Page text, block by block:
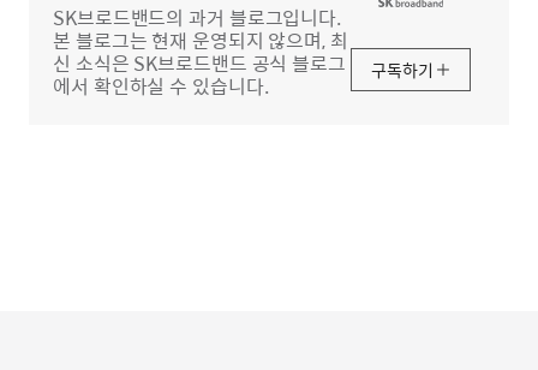
SK브로드밴드의 과거 블로그입니다.
본 블로그는 현재 운영되지 않으며, 최
신 소식은 SK브로드밴드 공식 블로그
에서 확인하실 수 있습니다.
구독하기